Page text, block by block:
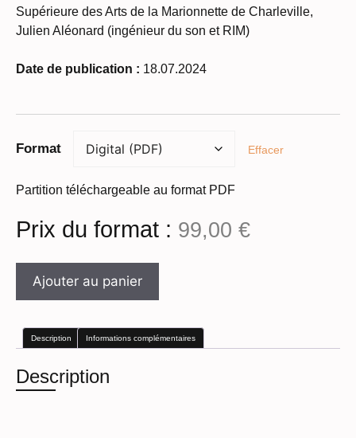
Supérieure des Arts de la Marionnette de Charleville,
Julien Aléonard (ingénieur du son et RIM)
Date de publication : 18.07.2024
Format Effacer
Partition téléchargeable au format PDF
Prix du format : 99,00 €
Ajouter au panier
Description Informations complémentaires
Description